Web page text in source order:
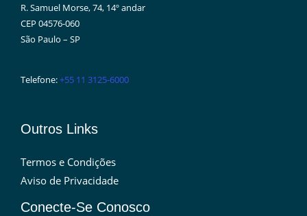
R. Samuel Morse, 74, 14º andar
CEP 04576-060
São Paulo – SP
Telefone:+55 11 3125-6000
Outros Links
Termos e Condições
Aviso de Privacidade
Conecte-Se Conosco